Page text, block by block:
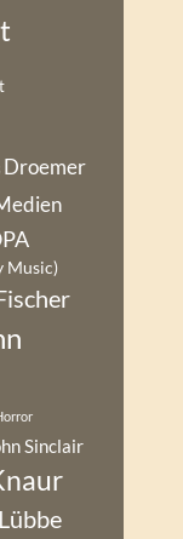
Droemer
Music)
Sinclair
Lübbe